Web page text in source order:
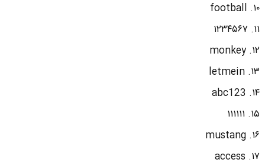
۱۰. football
۱۱. ۱۲۳۴۵۶۷
۱۲. monkey
۱۳. letmein
۱۴. abc123
۱۵. ۱۱۱۱۱۱
۱۶. mustang
۱۷. access